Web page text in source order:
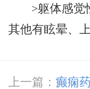
>躯体感觉
其他有眩晕、
上一篇： 癫痫